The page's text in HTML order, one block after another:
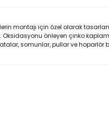
montajı için özel olarak
Oksidasyonu önleyen çinko
somunlar, pullar ve hoparlör